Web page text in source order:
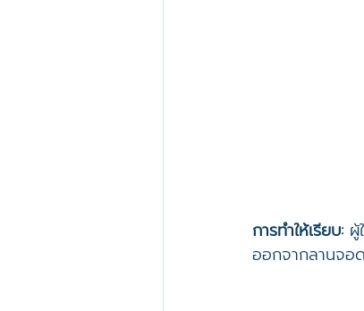
การทำให้เรียบ: ผู้
ออกจากลานจอ